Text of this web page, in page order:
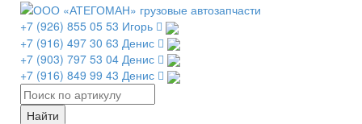
+7 (926) 855 05 53 Игорь
+7 (916) 497 30 63 Денис
+7 (903) 797 53 04 Денис
+7 (916) 849 99 43 Денис